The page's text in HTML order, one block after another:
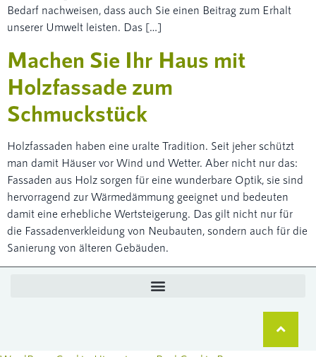
Bedarf nachweisen, dass auch Sie einen Beitrag zum Erhalt
unserer Umwelt leisten. Das […]
Machen Sie Ihr Haus mit
Holzfassade zum
Schmuckstück
Holzfassaden haben eine uralte Tradition. Seit jeher schützt
man damit Häuser vor Wind und Wetter. Aber nicht nur das:
Fassaden aus Holz sorgen für eine wunderbare Optik, sie sind
hervorragend zur Wärmedämmung geeignet und bedeuten
damit eine erhebliche Wertsteigerung. Das gilt nicht nur für
die Fassadenverkleidung von Neubauten, sondern auch für die
Sanierung von älteren Gebäuden.